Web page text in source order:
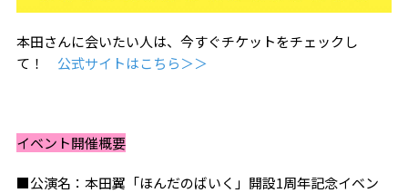
本田さんに会いたい人は、今すぐチケットをチェックし
て！ 公式サイトはこちら＞＞
イベント開催概要
■公演名：本田翼「ほんだのばいく」開設1周年記念イベン